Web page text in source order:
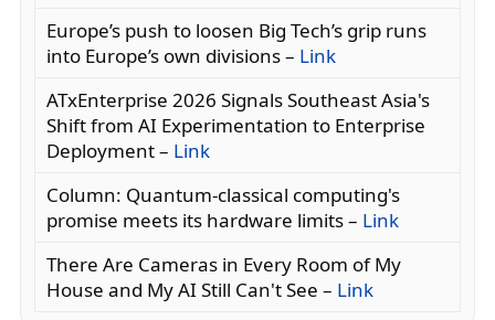
Europe’s push to loosen Big Tech’s grip runs
into Europe’s own divisions – Link
ATxEnterprise 2026 Signals Southeast Asia's
Shift from AI Experimentation to Enterprise
Deployment – Link
Column: Quantum-classical computing's
promise meets its hardware limits – Link
There Are Cameras in Every Room of My
House and My AI Still Can't See – Link